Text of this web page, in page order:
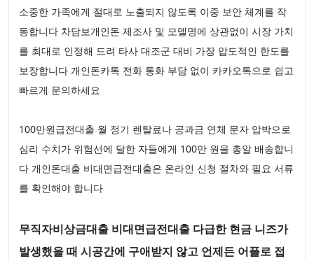
소중한 가족에게 절대로 노출되지 않도록 이중 보안 체계를 작
동합니다 차담보개인돈 제조사 및 모델명에 상관없이 시장 가치
를 최대로 인정해 드려 타사 대조군 대비 가장 압도적인 한도를
보장합니다 개인돈카톡 전화 통화 부담 없이 카카오톡으로 쉽고
빠르게 문의하세요
100만원급전대출 월 정기 렌탈료나 공과금 연체 문자 압박으로
심리 수치가 위험선에 달한 자들에게 100만 원을 총알 배송합니
다 개인돈대출 비대면급전대출은 온라인 신청 절차와 필요 서류
를 확인해야 합니다
무직자비상금대출 비대면급전대출 다급한 현금 니즈가
발생했을 때 시공간에 구애받지 않고 언제든 어플로 접